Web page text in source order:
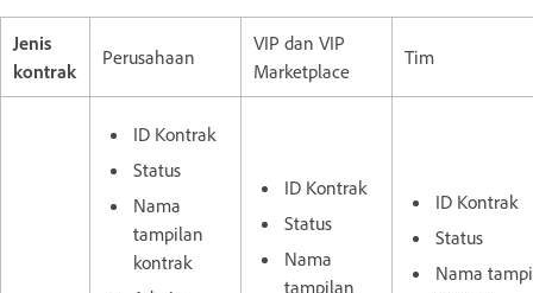
Jenis
kontrak
Perusahaan
VIP dan VIP
Marketplace
Tim
ID Kontrak
Status
Nama
tampilan
kontrak
ID Kontrak
Status
Nama
tampilan
ID Kontrak
Status
Nama